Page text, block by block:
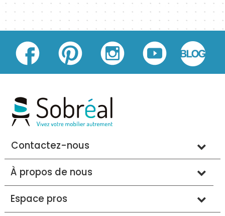
Contactez-nous
À propos de nous
Espace pros